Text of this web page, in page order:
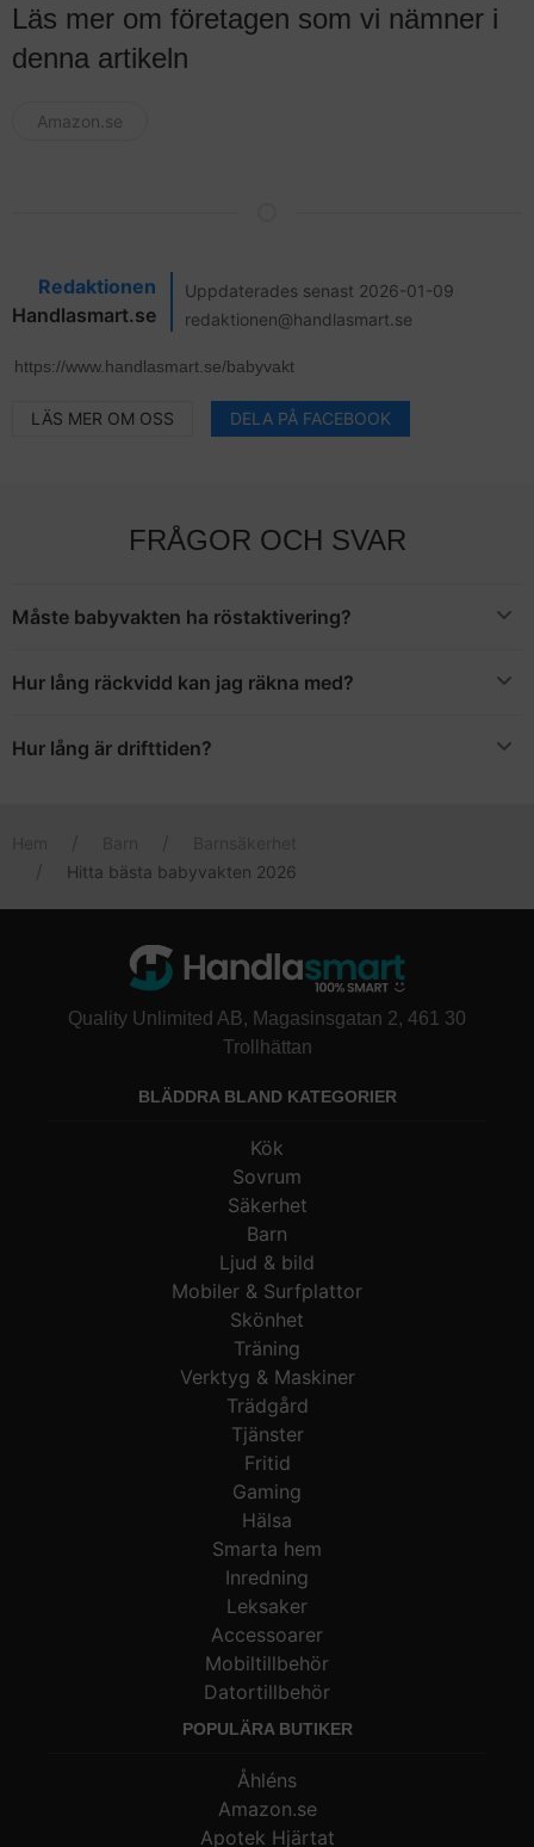
Läs mer om företagen som vi nämner i
denna artikeln
Amazon.se
Redaktionen
Handlasmart.se
Uppdaterades senast 2026-01-09
redaktionen@handlasmart.se
LÄS MER OM OSS DELA PÅ FACEBOOK
FRÅGOR OCH SVAR
Måste babyvakten ha röstaktivering?
röstaktivering. Om du däremot vill spara ström är det en fördel
att välja en modell som har röstaktivering eftersom de
Hur lång räckvidd kan jag räkna med?
modellerna utan videofunktion en något längre räckvidd.
Generellt kan du räkna med att du åtminstone ska kunna vistas
Hur lång är drifttiden?
Hitta bästa babyvakten 2026
Quality Unlimited AB, Magasinsgatan 2, 461 30
Trollhättan
BLÄDDRA BLAND KATEGORIER
Kök
Sovrum
Säkerhet
Barn
Ljud & bild
Mobiler & Surfplattor
Skönhet
Träning
Verktyg & Maskiner
Trädgård
Tjänster
Fritid
Gaming
Hälsa
Smarta hem
Inredning
Leksaker
Accessoarer
Mobiltillbehör
Datortillbehör
POPULÄRA BUTIKER
Åhléns
Amazon.se
Apotek Hjärtat